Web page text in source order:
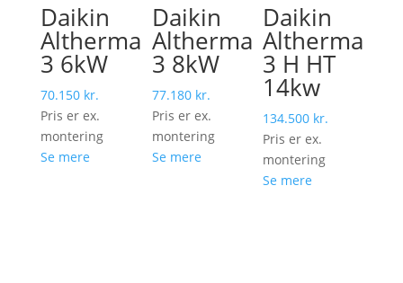
Daikin
Altherma
3 6kW
70.150 kr.
Pris er ex.
montering
Se mere
Daikin
Altherma
3 8kW
77.180 kr.
Pris er ex.
montering
Se mere
Daikin
Altherma
3 H HT
14kw
134.500 kr.
Pris er ex.
montering
Se mere